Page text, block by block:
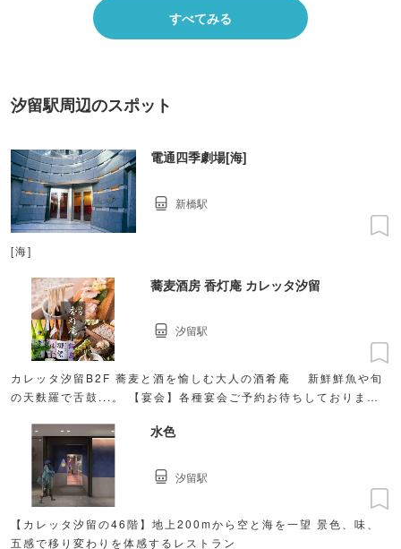
すべてみる
汐留駅周辺のスポット
電通四季劇場[海]
[海]
新橋駅
蕎麦酒房 香灯庵 カレッタ汐留
カレッタ汐留B2F 蕎麦と酒を愉しむ大人の酒肴庵 新鮮鮮魚や旬
の天麩羅で舌鼓...。 【宴会】各種宴会ご予約お待ちしております
汐留駅
水色
【カレッタ汐留の46階】地上200mから空と海を一望 景色、味、
五感で移り変わりを体感するレストラン
汐留駅